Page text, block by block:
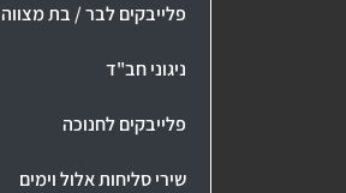
פלייבקים לבר / בת מצווה
ניגוני חב"ד
פלייבקים לחנוכה
שירי סליחות אלול וימים